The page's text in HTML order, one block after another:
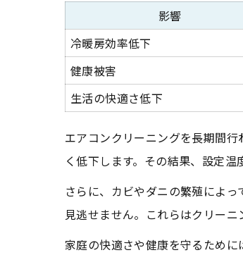
影響
冷暖房効率低下
健康被害
生活の快適さ低下
エアコンクリーニングを長期間
く低下します。その結果、設定温
さらに、カビやダニの繁殖によ
見逃せません。これらはクリーニ
家庭の快適さや健康を守るため